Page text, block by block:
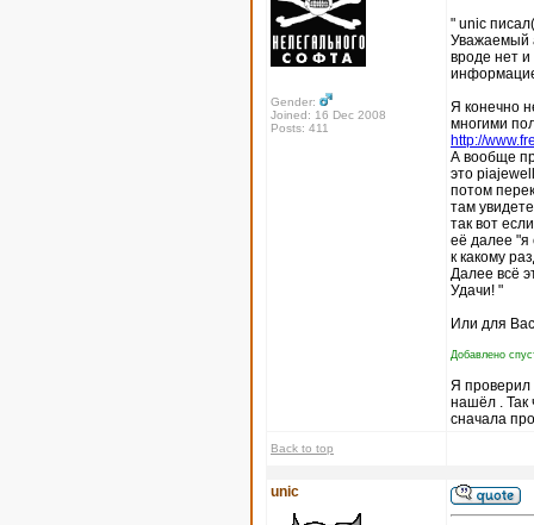
Gender:
Joined: 16 Dec 2008
Posts: 411
" unic
Уважаемый
вроде нет
Я конечно
многими
http://
А вообще
это
потом
там
так вот
её далее "я
к какому
Далее всё
Удачи! "
Или для
Добавлено
Я проверил
нашёл . Так
сначала
Back to top
unic